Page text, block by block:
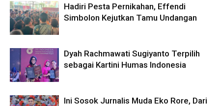
Hadiri Pesta Pernikahan, Effendi
Simbolon Kejutkan Tamu Undangan
Dyah Rachmawati Sugiyanto Terpilih
sebagai Kartini Humas Indonesia
Ini Sosok Jurnalis Muda Eko Rore, Dari